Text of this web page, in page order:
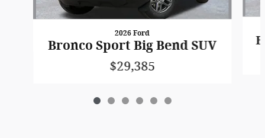
2026 Ford
Bronco Sport Big Bend SUV
$29,385